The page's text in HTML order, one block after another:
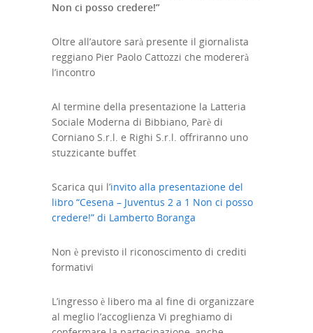
Non ci posso credere!”
Oltre all’autore sarà presente il giornalista
reggiano Pier Paolo Cattozzi che modererà
l’incontro
Al termine della presentazione la Latteria
Sociale Moderna di Bibbiano, Parè di
Corniano S.r.l. e Righi S.r.l. offriranno uno
stuzzicante buffet
Scarica qui l’invito alla presentazione del
libro “Cesena – Juventus 2 a 1 Non ci posso
credere!” di Lamberto Boranga
Non è previsto il riconoscimento di crediti
formativi
L’ingresso è libero ma al fine di organizzare
al meglio l’accoglienza Vi preghiamo di